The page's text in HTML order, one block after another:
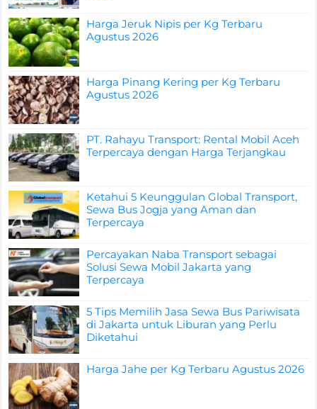
Harga Jeruk Nipis per Kg Terbaru
Agustus 2026
Harga Pinang Kering per Kg Terbaru
Agustus 2026
PT. Rahayu Transport: Rental Mobil Aceh
Terpercaya dengan Harga Terjangkau
Ketahui 5 Keunggulan Global Transport,
Sewa Bus Jogja yang Aman dan
Terpercaya
Percayakan Naba Transport sebagai
Solusi Sewa Mobil Jakarta yang
Terpercaya
5 Tips Memilih Jasa Sewa Bus Pariwisata
di Jakarta untuk Liburan yang Perlu
Diketahui
Harga Jahe per Kg Terbaru Agustus 2026